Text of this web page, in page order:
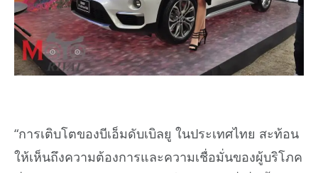
“การเติบโตของบีเอ็มดับเบิลยู ในประเทศไทย สะท้อน
ให้เห็นถึงความต้องการและความเชื่อมั่นของผู้บริโภค